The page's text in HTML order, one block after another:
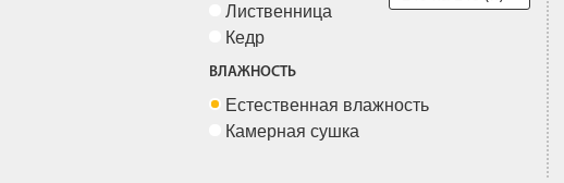
Лиственница
Кедр
ВЛАЖНОСТЬ
Естественная влажность
Камерная сушка